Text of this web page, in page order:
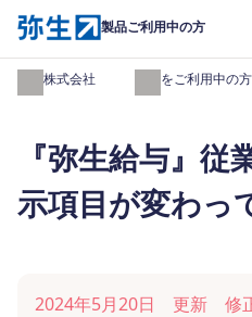
製品ご利用中の方
弥生株式会社 製品をご利用中の方
『弥生給与』
示項目が変わっ
2024年5月20日 更新 修